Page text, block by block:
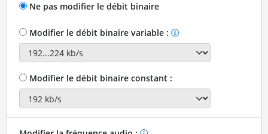
Ne pas modifier le débit binaire
Modifier le débit binaire variable :
Modifier le débit binaire constant :